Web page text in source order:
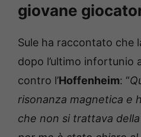
giovane
Sule ha raccontato che
dopo l’ultimo infortunio
contro l’Hoffenheim: “
risonanza magnetica e
che non si trattava